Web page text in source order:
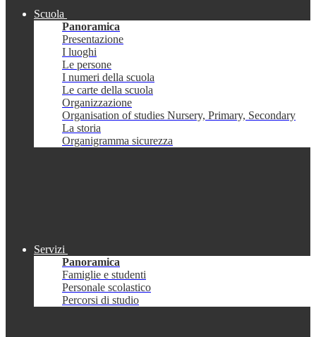
Scuola
Panoramica
Presentazione
I luoghi
Le persone
I numeri della scuola
Le carte della scuola
Organizzazione
Organisation of studies Nursery, Primary, Secondary
La storia
Organigramma sicurezza
Servizi
Panoramica
Famiglie e studenti
Personale scolastico
Percorsi di studio